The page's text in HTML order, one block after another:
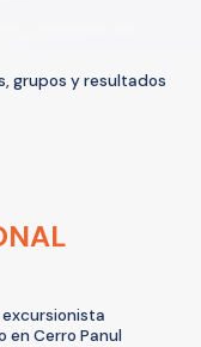
grupos y resultados
Cerro Panul